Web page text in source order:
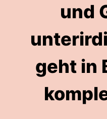
und
geht in